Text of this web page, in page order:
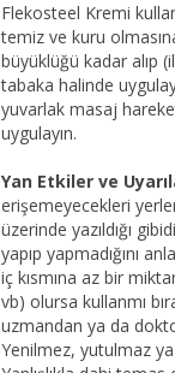
Flekosteel Kremi
temiz ve kuru
büyüklüğü kadar alıp
tabaka halinde
yuvarlak masaj
uygulayın.
Yan Etkiler ve
erişemeyecekleri
üzerinde yazıldığı
yapıp yapmadığını
iç kısmına az bir
vb) olursa kullanmı
uzmandan ya da
Yenilmez, yutulmaz